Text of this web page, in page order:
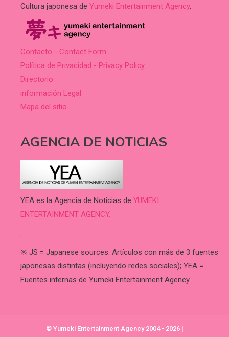
Cultura japonesa de Yumeki Entertainment Agency.
Contacto - Contact Form
Política de Privacidad - Privacy Policy
Directorio
información Legal
Mapa del sitio
AGENCIA DE NOTICIAS
YEA es la Agencia de Noticias de YUMEKI
ENTERTAINMENT AGENCY.
.
※ JS = Japanese sources: Artículos con más de 3 fuentes
japonesas distintas (incluyendo redes sociales); YEA =
Fuentes internas de Yumeki Entertainment Agency.
© Yumeki Entertainment Agency 2004 - 2026 |